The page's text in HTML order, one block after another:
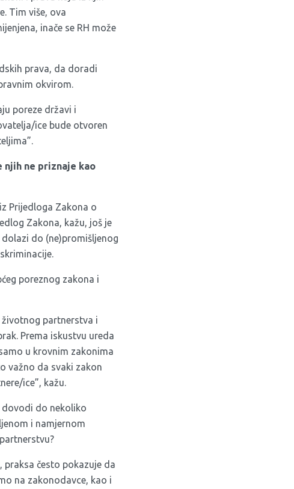
Tim više, ova
inače se RH može
prava, da doradi
okvirom.
poreze državi i
ice bude otvoren
njih ne priznaje kao
Prijedloga Zakona o
Zakona, kažu, još je
do (ne)promišljenog
poreznog zakona i
životnog partnerstva i
Prema iskustvu ureda
u krovnim zakonima
važno da svaki zakon
ice”, kažu.
dovodi do nekoliko
i namjernom
često pokazuje da
na zakonodavce, kao i